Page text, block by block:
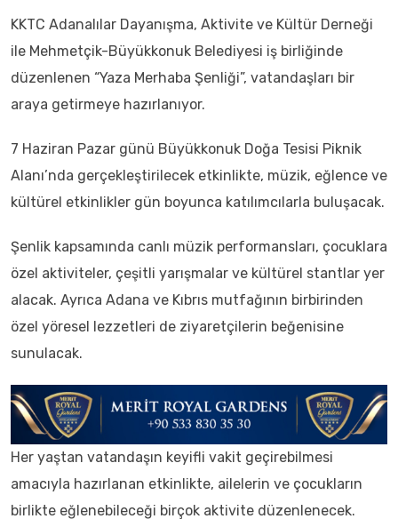
KKTC Adanalılar Dayanışma, Aktivite ve Kültür Derneği
ile Mehmetçik-Büyükkonuk Belediyesi iş birliğinde
düzenlenen “Yaza Merhaba Şenliği”, vatandaşları bir
araya getirmeye hazırlanıyor.
7 Haziran Pazar günü Büyükkonuk Doğa Tesisi Piknik
Alanı’nda gerçekleştirilecek etkinlikte, müzik, eğlence ve
kültürel etkinlikler gün boyunca katılımcılarla buluşacak.
Şenlik kapsamında canlı müzik performansları, çocuklara
özel aktiviteler, çeşitli yarışmalar ve kültürel stantlar yer
alacak. Ayrıca Adana ve Kıbrıs mutfağının birbirinden
özel yöresel lezzetleri de ziyaretçilerin beğenisine
sunulacak.
Her yaştan vatandaşın keyifli vakit geçirebilmesi
amacıyla hazırlanan etkinlikte, ailelerin ve çocukların
birlikte eğlenebileceği birçok aktivite düzenlenecek.